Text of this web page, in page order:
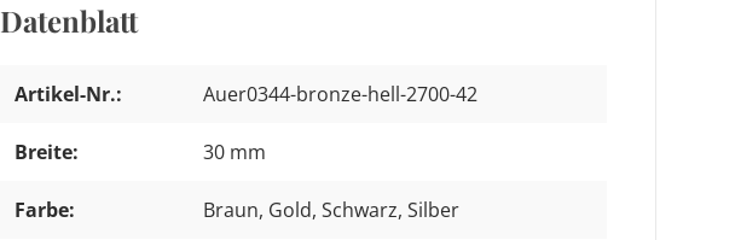
Datenblatt
Artikel-Nr.: Auer0344-bronze-hell-2700-42
Breite: 30 mm
Farbe: Braun, Gold, Schwarz, Silber